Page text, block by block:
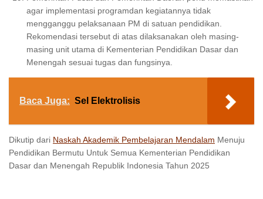
agar implementasi programdan kegiatannya tidak
mengganggu pelaksanaan PM di satuan pendidikan.
Rekomendasi tersebut di atas dilaksanakan oleh masing-
masing unit utama di Kementerian Pendidikan Dasar dan
Menengah sesuai tugas dan fungsinya.
Baca Juga: Sel Elektrolisis
Dikutip dari Naskah Akademik Pembelajaran Mendalam Menuju
Pendidikan Bermutu Untuk Semua Kementerian Pendidikan
Dasar dan Menengah Republik Indonesia Tahun 2025